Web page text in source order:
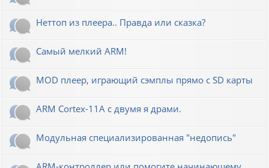
Неттоп из плеера.. Правда или сказка?
Самый мелкий ARM!
MOD плеер, играющий сэмплы прямо с SD карты
ARM Cortex-11A с двумя я драми.
Модульная специализированная "недопись"